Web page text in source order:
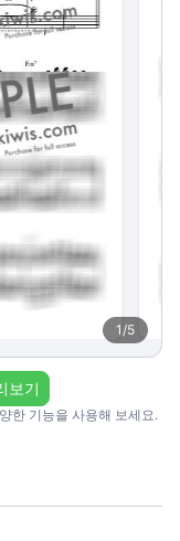
1/5
한 기능을 사용해 보세요.
보기